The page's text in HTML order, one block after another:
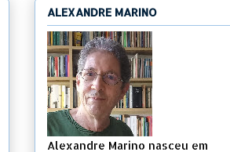
ALEXANDRE MARINO
Alexandre Marino nasceu em